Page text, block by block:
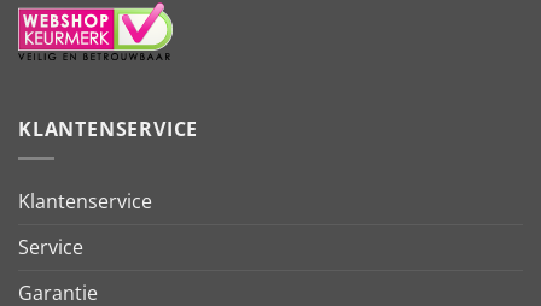
KLANTENSERVICE
Klantenservice
Service
Garantie